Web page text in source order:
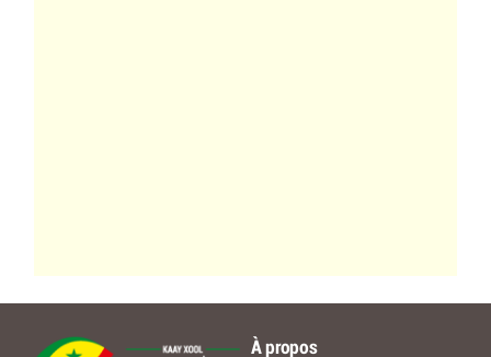
À propos